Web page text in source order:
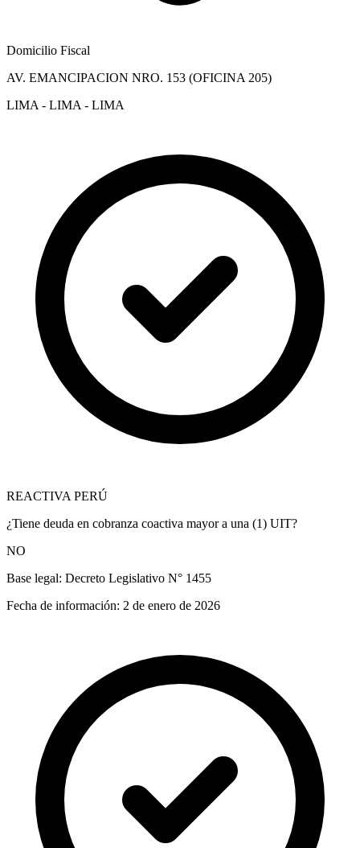
Domicilio Fiscal
AV. EMANCIPACION NRO. 153 (OFICINA 205)
LIMA - LIMA - LIMA
REACTIVA PERÚ
¿Tiene deuda en cobranza coactiva mayor a una (1) UIT?
NO
Base legal: Decreto Legislativo N° 1455
Fecha de información: 2 de enero de 2026